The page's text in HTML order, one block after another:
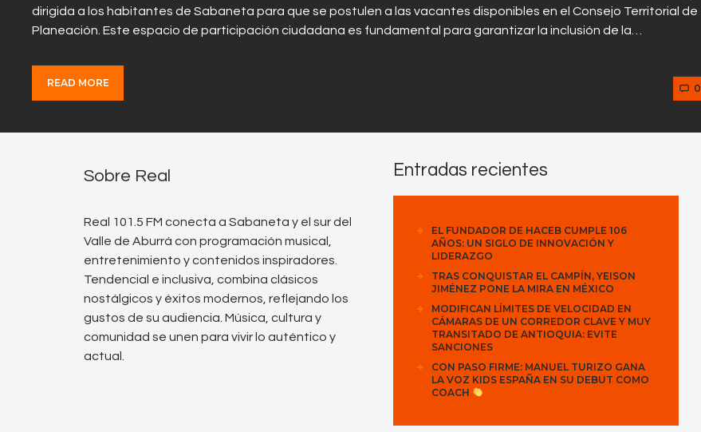
dirigida a los habitantes de Sabaneta para que se postulen a las vacantes disponibles en el Consejo Territorial de
Planeación. Este espacio de participación ciudadana es fundamental para garantizar la inclusión de la…
READ MORE 0
Sobre Real
Real 101.5 FM conecta a Sabaneta y el sur del
Valle de Aburrá con programación musical,
entretenimiento y contenidos inspiradores.
Tendencial e inclusiva, combina clásicos
nostálgicos y éxitos modernos, reflejando los
gustos de su audiencia. Música, cultura y
comunidad se unen para vivir lo auténtico y
actual.
Entradas recientes
EL FUNDADOR DE HACEB CUMPLE 106
AÑOS: UN SIGLO DE INNOVACIÓN Y
LIDERAZGO
TRAS CONQUISTAR EL CAMPÍN, YEISON
JIMÉNEZ PONE LA MIRA EN MÉXICO
MODIFICAN LÍMITES DE VELOCIDAD EN
CÁMARAS DE UN CORREDOR CLAVE Y MUY
TRANSITADO DE ANTIOQUIA: EVITE
SANCIONES
CON PASO FIRME: MANUEL TURIZO GANA
LA VOZ KIDS ESPAÑA EN SU DEBUT COMO
COACH